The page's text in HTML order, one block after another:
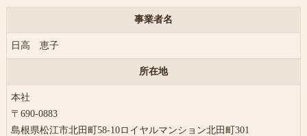
事業者名
日高 恵子
所在地
本社
〒690-0883
島根県松江市北田町58-10ロイヤルマンション北田町301